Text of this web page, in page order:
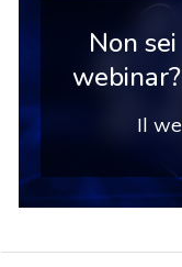
Non
Il